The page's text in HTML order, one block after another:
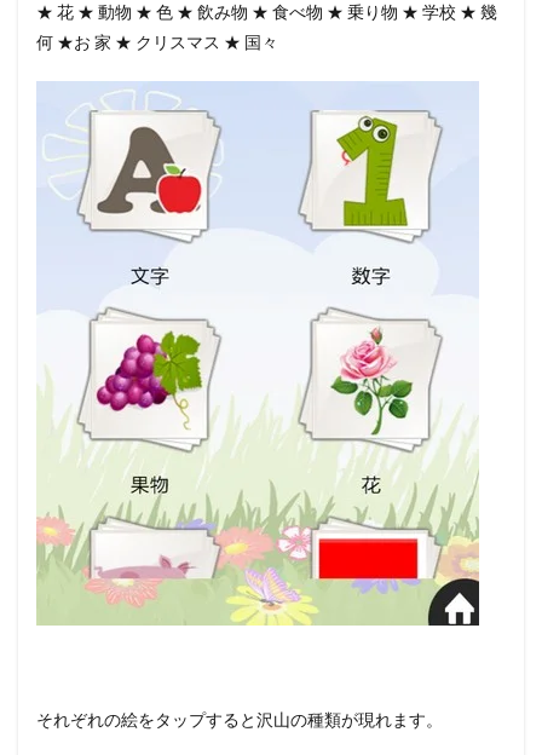
★ 花 ★ 動物 ★ 色 ★ 飲み物 ★ 食べ物 ★ 乗り物 ★ 学校 ★ 幾
何 ★お 家 ★ クリスマス ★ 国々
それぞれの絵をタップすると沢山の種類が現れます。